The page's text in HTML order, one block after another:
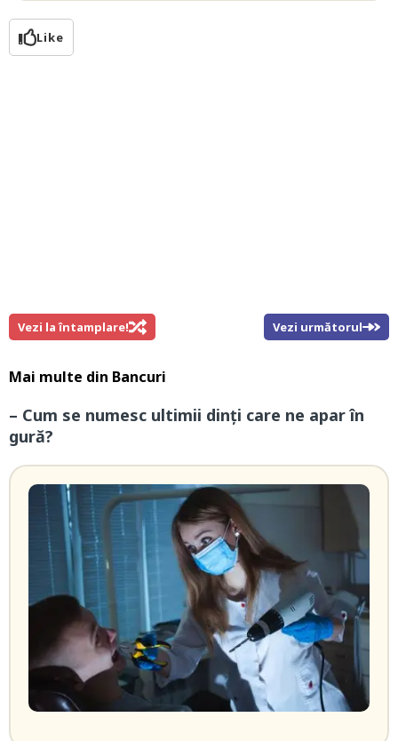
Like
Vezi la întamplare! Vezi următorul
Mai multe din Bancuri
– Cum se numesc ultimii dinți care ne apar în
gură?